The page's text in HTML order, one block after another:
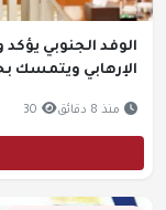
الوفد الجنوبي
الإرهابي ويتمسك
منذ 8 دقائق 30